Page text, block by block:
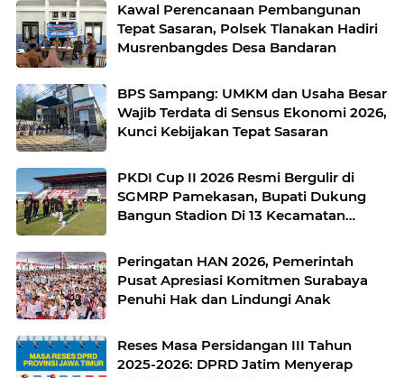
Kawal Perencanaan Pembangunan
Tepat Sasaran, Polsek Tlanakan Hadiri
Musrenbangdes Desa Bandaran
BPS Sampang: UMKM dan Usaha Besar
Wajib Terdata di Sensus Ekonomi 2026,
Kunci Kebijakan Tepat Sasaran
PKDI Cup II 2026 Resmi Bergulir di
SGMRP Pamekasan, Bupati Dukung
Bangun Stadion Di 13 Kecamatan
Peringatan HAN 2026, Pemerintah
Pusat Apresiasi Komitmen Surabaya
Penuhi Hak dan Lindungi Anak
Reses Masa Persidangan III Tahun
2025-2026: DPRD Jatim Menyerap